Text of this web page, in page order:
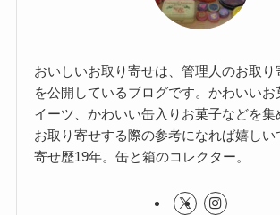
おいしいお取り寄せは、管理人のお取り
を公開しているブログです。かわいいお
イーツ、かわいい缶入りお菓子などを集
お取り寄せする際の参考になれば嬉しい
寄せ歴19年。缶と箱のコレクター。